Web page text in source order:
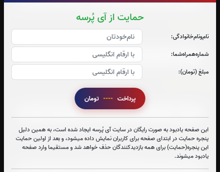
حمایت از آی پُرسه
نام‌و‌نام‌خانوادگی:
شماره‌همراه‌شما:
مبلغ (تومان):
پرداخت ----
این صفحه یادبود به صورت رایگان در سایت آی پُرسه ایجاد شده است، به همین دلیل
پنجره حمایت در ابتدای صفحه برای کاربران نمایش داده میشود، و بعد از اولین حمایت
این پنجره(حمایت) برای همه بازدیدکنندگان حذف خواهد شد و مستقیما وارد صفحه
یادبود میشوند.
صوت سوره قدر
صوت آیت الکرسی
حدیث کساء: